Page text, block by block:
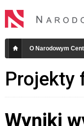
O Narodowym
Projekty
Wyniki